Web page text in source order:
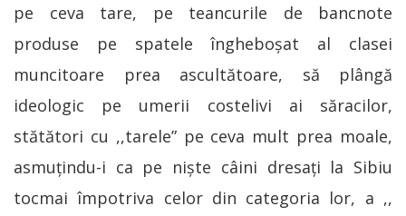
pe ceva tare, pe teancurile de bancnote
produse pe spatele îngheboşat al clasei
muncitoare prea ascultătoare, să plângă
ideologic pe umerii costelivi ai săracilor,
stătători cu ,,tarele” pe ceva mult prea moale,
asmuțindu-i ca pe niște câini dresați la Sibiu
tocmai împotriva celor din categoria lor, a ,,